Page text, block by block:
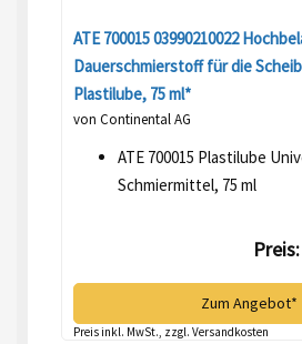
ATE 700015 03990210022
Dauerschmierstoff für die
Plastilube, 75 ml*
von Continental AG
ATE 700015 Plastilube
Schmiermittel, 75 ml
Zum Angebot*
Preis inkl. MwSt., zzgl. Versandkosten